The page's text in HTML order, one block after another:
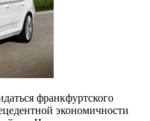
франкфуртского
экономичности